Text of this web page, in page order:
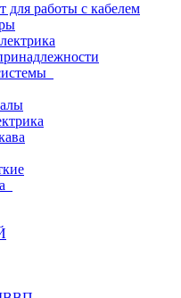
для работы с кабелем